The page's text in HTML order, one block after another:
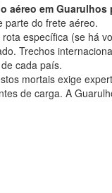
em Guarulhos
parte do frete aéreo.
específica (se há
Trechos
cada país.
mortais exige
de carga. A